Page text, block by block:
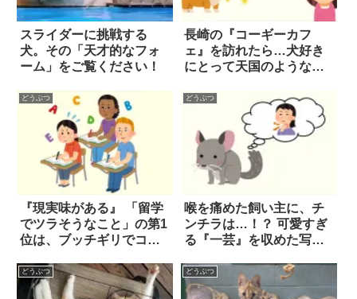
スライダーに挑戦する
犬。その「天才的なフォ
ーム」をご覧ください！
長崎の『コーギーカフ
ェ』を訪れたら…犬好き
にとって天国のような光
どうぶつ
『現実味がある』 「留学
でツラそうなこと」の第1
位は、ブッチギリでコ
どうぶつ
喉を痛めた飼い主に、チ
ンチラは…！？ 可愛すぎ
る『一芸』を収めた写真
どうぶつ どうぶつ